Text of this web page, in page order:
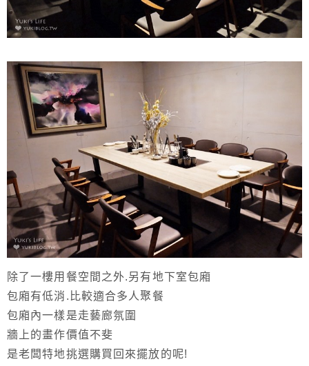
除了一樓用餐空間之外.另有地下室包廂
包廂有低消.比較適合多人聚餐
包廂內一樣是走藝廊氛圍
牆上的畫作價值不斐
是老闆特地挑選購買回來擺放的呢!